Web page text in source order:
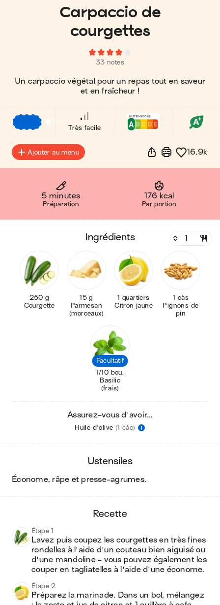
Carpaccio de
courgettes
33 notes
Un carpaccio végétal pour un repas tout en saveur
et en fraîcheur !
€
Très facile
Ajouter au menu 16.9k
5 minutes
Préparation
176 kcal
Par portion
ingrédients
250 g
Courgette
15 g
Parmesan
(morceaux)
1 quartiers
Citron jaune
1 càs
Pignons de
pin
Facultatif
1/10 bou.
Basilic
(frais)
Assurez-vous d'avoir...
Huile d'olive (1 càc)
ustensiles
économe, râpe et presse-agrumes.
recette
Étape 1
Lavez puis coupez les courgettes en très fines
rondelles à l'aide d'un couteau bien aiguisé ou
d'une mandoline - vous pouvez également les
couper en tagliatelles à l'aide d'une économe.
Étape 2
Préparez la marinade. Dans un bol, mélangez